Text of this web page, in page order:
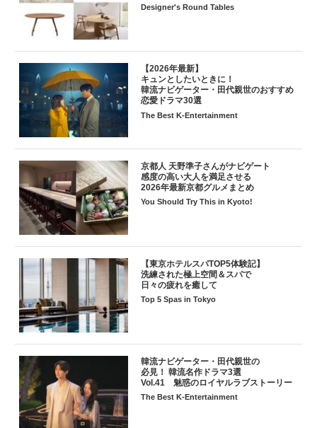
Designer's Round Tables
【2026年最新】
キュンとしたいときに！
韓流ナビゲーター・田代親世のおすすめ
恋愛ドラマ30選
The Best K-Entertainment
京都人 天野準子さんがナビゲート
感度の高い大人を満足させる
2026年最新京都グルメまとめ
You Should Try This in Kyoto!
【東京ホテルスパTOP5体験記】
洗練された極上空間＆スパで
日々の疲れを癒して
Top 5 Spas in Tokyo
韓流ナビゲーター・田代親世の
必見！ 韓流名作ドラマ3選
Vol.41 魅惑のロイヤルラブストーリー
The Best K-Entertainment